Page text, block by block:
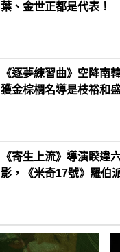
葉、金世正都是代表！
《逐夢練習曲》空降南
獲金棕櫚名導是枝裕和
《寄生上流》導演睽違
影，《米奇17號》羅伯